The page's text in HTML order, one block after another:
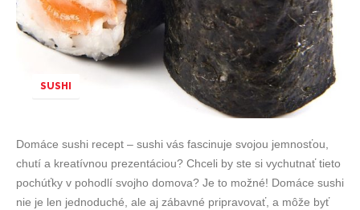
SUSHI
Domáce sushi recept – sushi vás fascinuje svojou jemnosťou,
chutí a kreatívnou prezentáciou? Chceli by ste si vychutnať tieto
pochúťky v pohodlí svojho domova? Je to možné! Domáce sushi
nie je len jednoduché, ale aj zábavné pripravovať, a môže byť